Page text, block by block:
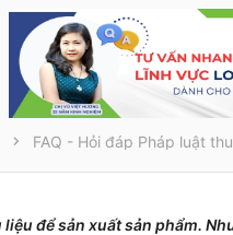
FAQ - Hỏi đáp Pháp luật
để sản xuất sản phẩm.